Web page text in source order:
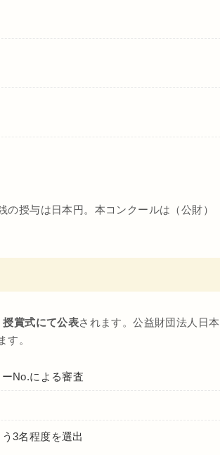
授与は日本円。本コンクールは（公財）
賞式にて公表されます。公益財団法人日本
す。
No.による審査
3名程度を選出